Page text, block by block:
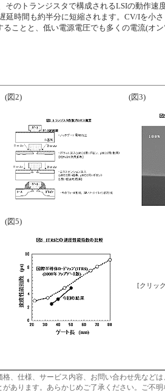
そのトランジスタで構成されるLSIの動作速
延時間も約半分に短縮されます。CV/Iを小
ることと、低い電源電圧でも多くの電流(オ
(図2) (図3)
(図5)
[クリッ
、仕様、サービス内容、お問い合わせ先など
あります。あらかじめご了承ください。ご不明